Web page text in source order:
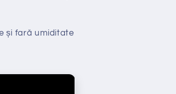
și fară umiditate